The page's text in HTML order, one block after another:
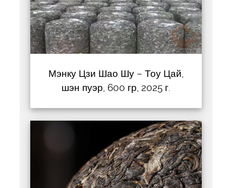
Мэнку Цзи Шао Шу – Тоу Цай,
шэн пуэр, 600 гр, 2025 г.